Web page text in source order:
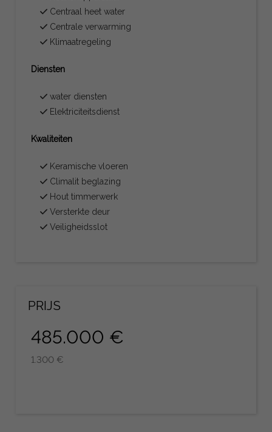
Centraal heet water
Centrale verwarming
Klimaatregeling
Diensten
water diensten
Elektriciteitsdienst
Kwaliteiten
Keramische vloeren
Climalit beglazing
Hout timmerwerk
Versterkte deur
Veiligheidsslot
PRIJS
485.000 €
1.300 €